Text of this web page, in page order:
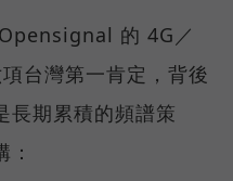
的 4G／
台灣第一肯定，背後
長期累積的頻譜策